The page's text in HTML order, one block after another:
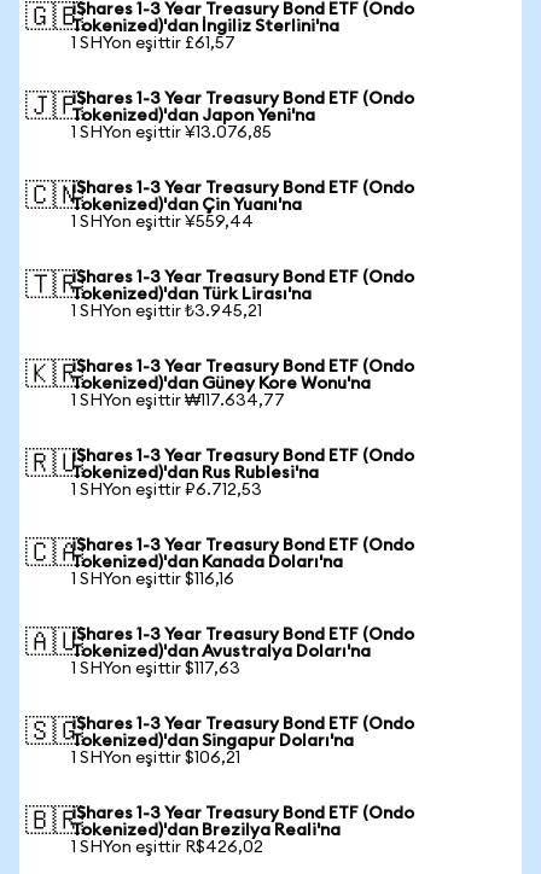
🇬🇧iShares 1-3 Year Treasury Bond ETF (Ondo
Tokenized)'dan İngiliz Sterlini'na
1 SHYon eşittir £61,57
🇯🇵iShares 1-3 Year Treasury Bond ETF (Ondo
Tokenized)'dan Japon Yeni'na
1 SHYon eşittir ¥13.076,85
🇨🇳iShares 1-3 Year Treasury Bond ETF (Ondo
Tokenized)'dan Çin Yuanı'na
1 SHYon eşittir ¥559,44
🇹🇷iShares 1-3 Year Treasury Bond ETF (Ondo
Tokenized)'dan Türk Lirası'na
1 SHYon eşittir ₺3.945,21
🇰🇷iShares 1-3 Year Treasury Bond ETF (Ondo
Tokenized)'dan Güney Kore Wonu'na
1 SHYon eşittir ₩117.634,77
🇷🇺iShares 1-3 Year Treasury Bond ETF (Ondo
Tokenized)'dan Rus Rublesi'na
1 SHYon eşittir ₽6.712,53
🇨🇦iShares 1-3 Year Treasury Bond ETF (Ondo
Tokenized)'dan Kanada Doları'na
1 SHYon eşittir $116,16
🇦🇺iShares 1-3 Year Treasury Bond ETF (Ondo
Tokenized)'dan Avustralya Doları'na
1 SHYon eşittir $117,63
🇸🇬iShares 1-3 Year Treasury Bond ETF (Ondo
Tokenized)'dan Singapur Doları'na
1 SHYon eşittir $106,21
🇧🇷iShares 1-3 Year Treasury Bond ETF (Ondo
Tokenized)'dan Brezilya Reali'na
1 SHYon eşittir R$426,02